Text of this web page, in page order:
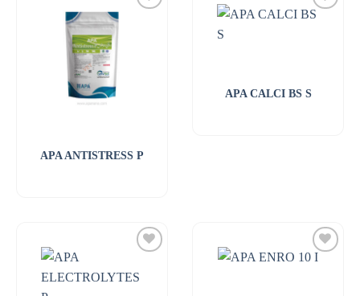
APA ANTISTRESS P
APA CALCI BS S